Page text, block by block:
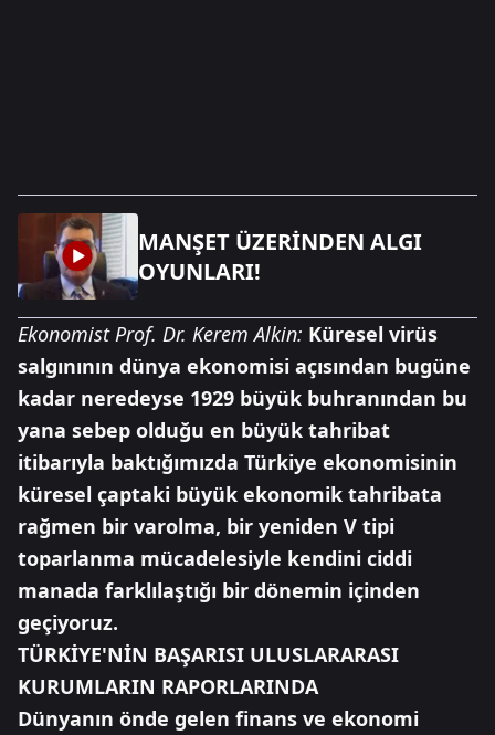
MANŞET ÜZERİNDEN ALGI
OYUNLARI!
Ekonomist Prof. Dr. Kerem Alkin: Küresel virüs
salgınının dünya ekonomisi açısından bugüne
kadar neredeyse 1929 büyük buhranından bu
yana sebep olduğu en büyük tahribat
itibarıyla baktığımızda Türkiye ekonomisinin
küresel çaptaki büyük ekonomik tahribata
rağmen bir varolma, bir yeniden V tipi
toparlanma mücadelesiyle kendini ciddi
manada farklılaştığı bir dönemin içinden
geçiyoruz.
TÜRKİYE'NİN BAŞARISI ULUSLARARASI
KURUMLARIN RAPORLARINDA
Dünyanın önde gelen finans ve ekonomi